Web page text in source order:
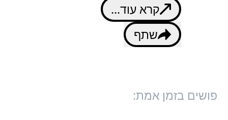
קרא עוד...
שתף
פושים בזמן אמת: